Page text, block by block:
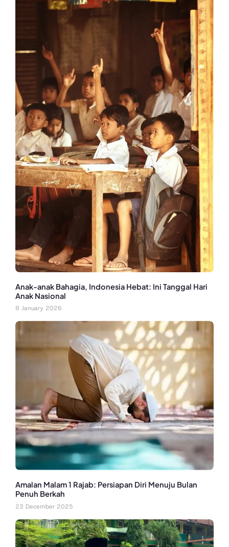
Anak-anak Bahagia, Indonesia Hebat: Ini Tanggal Hari
Anak Nasional
8 January 2026
Amalan Malam 1 Rajab: Persiapan Diri Menuju Bulan
Penuh Berkah
23 December 2025